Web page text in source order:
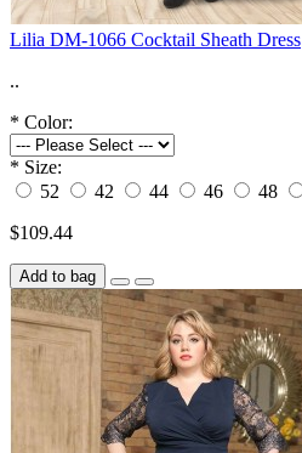
Lilia DM-1066 Cocktail Sheath Dress
..
* Color:
* Size:
52
42 44 46 48
$109.44
Add to bag